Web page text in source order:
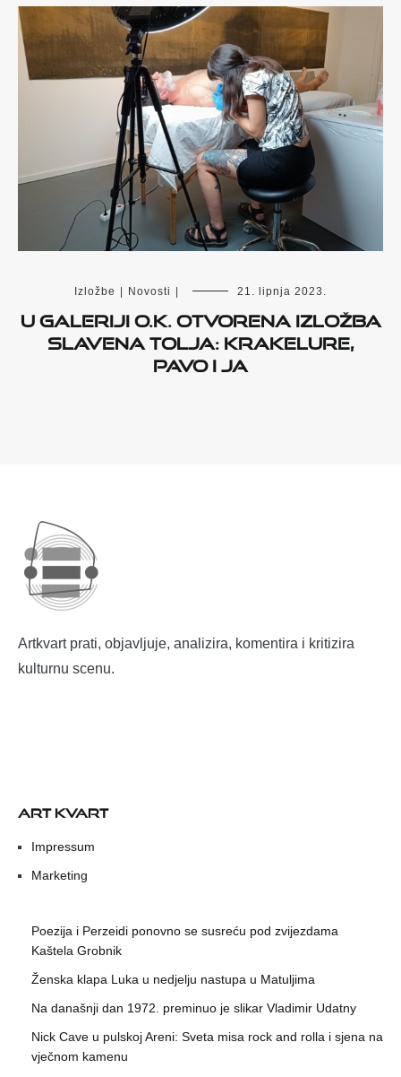
Izložbe Novosti 21. lipnja 2023.
U Galeriji O.K. otvorena izložba
Slavena Tolja: Krakelure,
Pavo i ja
Artkvart prati, objavljuje, analizira, komentira i kritizira
kulturnu scenu.
ART KVART
Impressum
Marketing
Poezija i Perzeidi ponovno se susreću pod zvijezdama
Kaštela Grobnik
Ženska klapa Luka u nedjelju nastupa u Matuljima
Na današnji dan 1972. preminuo je slikar Vladimir Udatny
Nick Cave u pulskoj Areni: Sveta misa rock and rolla i sjena na
vječnom kamenu